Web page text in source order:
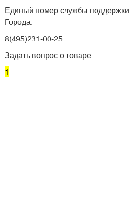
Единый номер службы
Города:
8(495)231-00-25
Задать вопрос о товаре
1